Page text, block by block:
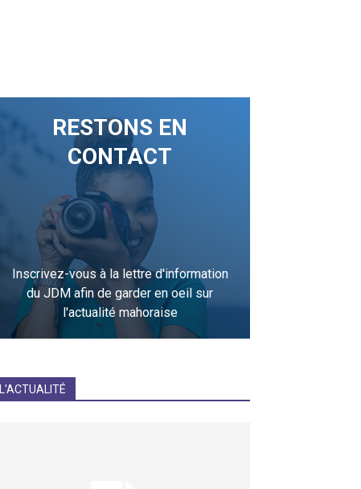
RESTONS EN
CONTACT
Inscrivez-vous à la lettre d'information
du JDM afin de garder en oeil sur
l'actualité mahoraise
L'ACTUALITÉ